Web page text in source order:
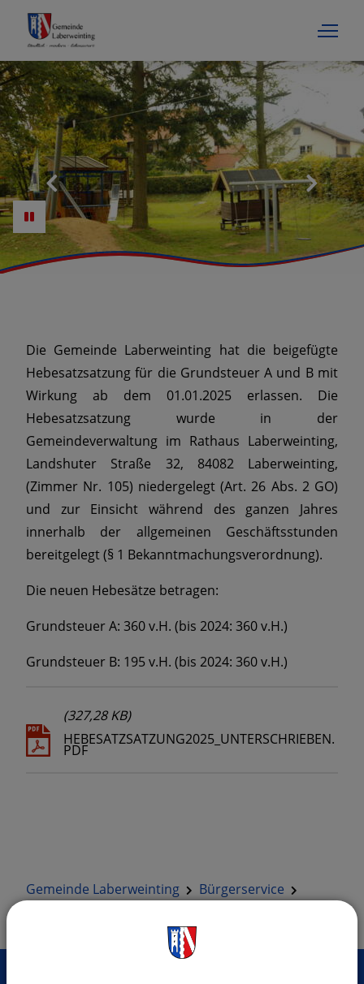
Gemeinde Laberweinting
Bürgerservice
Die Gemeinde Laberweinting hat die beigefügte
Hebesatzsatzung für die Grundsteuer A und B mit
Wirkung ab dem 01.01.2025 erlassen. Die
Hebesatzsatzung wurde in der
Gemeindeverwaltung im Rathaus Laberweinting,
Landshuter Straße 32, 84082 Laberweinting,
(Zimmer Nr. 105) niedergelegt (Art. 26 Abs. 2 GO)
und zur Einsicht während des ganzen Jahres
innerhalb der allgemeinen Geschäftsstunden
bereitgelegt (§ 1 Bekanntmachungsverordnung).
Die neuen Hebesätze betragen:
Grundsteuer A: 360 v.H. (bis 2024: 360 v.H.)
Grundsteuer B: 195 v.H. (bis 2024: 360 v.H.)
(327,28 KB)
HEBESATZSATZUNG2025_UNTERSCHRIEBEN.
PDF